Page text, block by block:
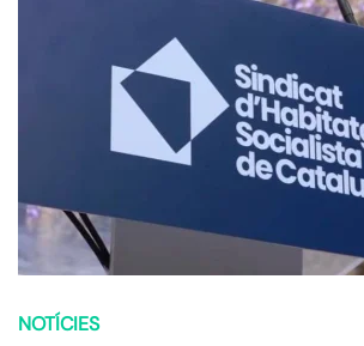
NOTÍCIES